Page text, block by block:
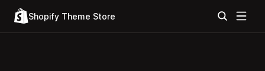
Shopify Theme Store